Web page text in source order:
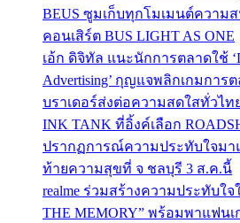
BEUS ซูมเก็บทุกโมเมนต์ความ
คอนเสิร์ต BUS LIGHT AS ONE
เอ้ก ดิจิทัล แนะนักการตลาดใช้
Advertising’ กุญแจพลิกเกมการ
บราเดอร์ส่งต่อความสดใสทั่วไท
INK TANK ที่อิ้งค์เลือก
ปรากฏการณ์ความประทับใจมา
ท้ายความสุขที่ จ ชลบุรี 3 ส.ค.นี้
realme ร่วมสร้างความประทับใจ
THE MEMORY” พร้อมพาแฟน